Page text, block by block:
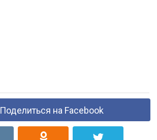
Поделиться на Facebook